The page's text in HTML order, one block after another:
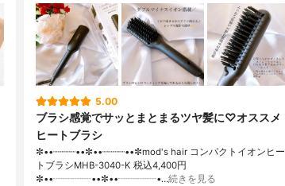
5.00
ブラシ感覚でサッとまとまるツヤ髪に♡オススメ
ヒートブラシ
✼••┈┈┈┈••✼••┈┈┈┈••✼mod's hair コンパクトイオンヒー
トブラシMHB-3040-K 税込4,400円
✼••┈┈┈┈••✼••┈┈┈┈•…続きを見る